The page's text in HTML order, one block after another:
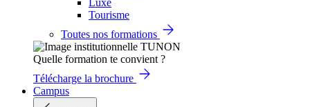
Luxe
Tourisme
Toutes nos formations
Quelle formation te convient ?
Télécharge la brochure
Campus